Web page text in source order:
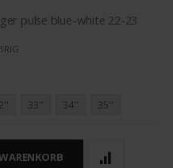
pulse blue-white 22-23
33'' 34'' 35''